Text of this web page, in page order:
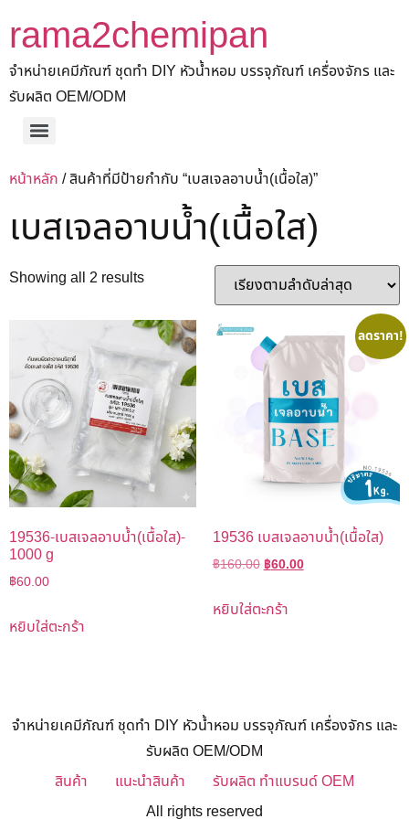
rama2chemipan
จำหน่ายเคมีภัณฑ์ ชุดทำ DIY หัวน้ำหอม บรรจุภัณฑ์ เครื่องจักร และ
รับผลิต OEM/ODM
หน้าหลัก / สินค้าที่มีป้ายกำกับ “เบสเจลอาบน้ำ(เนื้อใส)”
เบสเจลอาบน้ำ(เนื้อใส)
Showing all 2 results
19536-เบสเจลอาบน้ำ(เนื้อใส)-
1000 g
฿60.00
หยิบใส่ตะกร้า
ลดราคา!
19536 เบสเจลอาบน้ำ(เนื้อใส)
฿160.00฿60.00
หยิบใส่ตะกร้า
จำหน่ายเคมีภัณฑ์ ชุดทำ DIY หัวน้ำหอม บรรจุภัณฑ์ เครื่องจักร และ
รับผลิต OEM/ODM
สินค้า
แนะนำสินค้า
รับผลิต ทำแบรนด์ OEM
All rights reserved